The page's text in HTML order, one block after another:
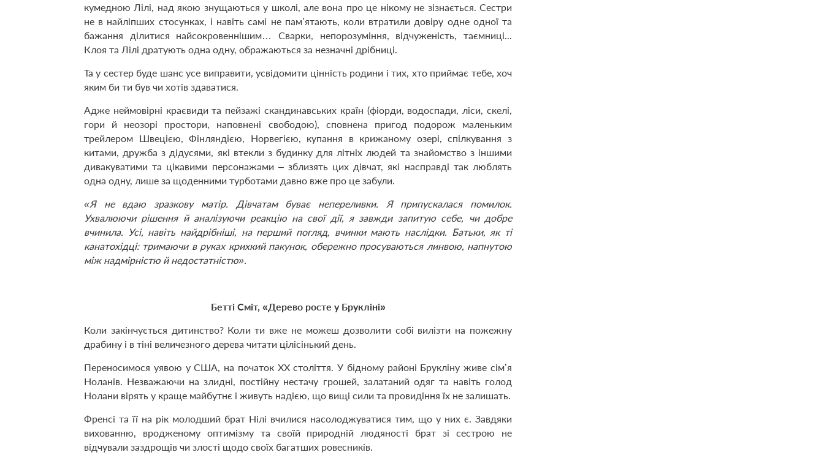
кумедною Лілі, над якою знущаються у школі, але вона про це нікому не зізнається. Сестри
не в найліпших стосунках, і навіть самі не пам’ятають, коли втратили довіру одне одної та
бажання ділитися найсокровеннішим… Сварки, непорозуміння, відчуженість, таємниці...
Клоя та Лілі дратують одна одну, ображаються за незначні дрібниці.
Та у сестер буде шанс усе виправити, усвідомити цінність родини і тих, хто приймає тебе, хоч
яким би ти був чи хотів здаватися.
Адже неймовірні краєвиди та пейзажі скандинавських країн (фіорди, водоспади, ліси, скелі,
гори й неозорі простори, наповнені свободою), сповнена пригод подорож маленьким
трейлером Швецією, Фінляндією, Норвегією, купання в крижаному озері, спілкування з
китами, дружба з дідусями, які втекли з будинку для літніх людей та знайомство з іншими
дивакуватими та цікавими персонажами – зблизять цих дівчат, які насправді так люблять
одна одну, лише за щоденними турботами давно вже про це забули.
«Я не вдаю зразкову матір. Дівчатам буває непереливки. Я припускалася помилок.
Ухвалюючи рішення й аналізуючи реакцію на свої дії, я завжди запитую себе, чи добре
вчинила. Усі, навіть найдрібніші, на перший погляд, вчинки мають наслідки. Батьки, як ті
канатохідці: тримаючи в руках крихкий пакунок, обережно просуваються линвою, напнутою
між надмірністю й недостатністю».
Бетті Сміт, «Дерево росте у Брукліні»
Коли закінчується дитинство? Коли ти вже не можеш дозволити собі вилізти на пожежну
драбину і в тіні величезного дерева читати цілісінький день.
Переносимося уявою у США, на початок ХХ століття. У бідному районі Брукліну живе сім’я
Ноланів. Незважаючи на злидні, постійну нестачу грошей, залатаний одяг та навіть голод
Нолани вірять у краще майбутнє і живуть надією, що вищі сили та провидіння їх не залишать.
Френсі та її на рік молодший брат Нілі вчилися насолоджуватися тим, що у них є. Завдяки
вихованню, вродженому оптимізму та своїй природній людяності брат зі сестрою не
відчували заздрощів чи злості щодо своїх багатших ровесників.